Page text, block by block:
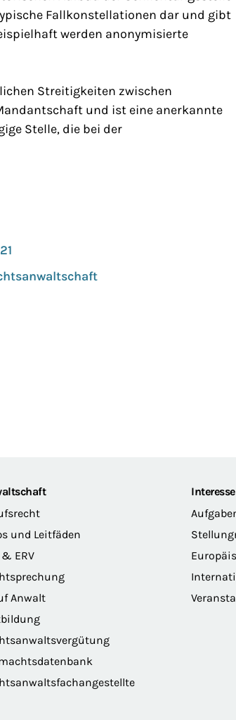
Fallkonstellationen dar und gibt
werden anonymisierte
Streitigkeiten zwischen
und ist eine anerkannte
Stelle, die bei der
und Leitfäden
& ERV
Anwalt